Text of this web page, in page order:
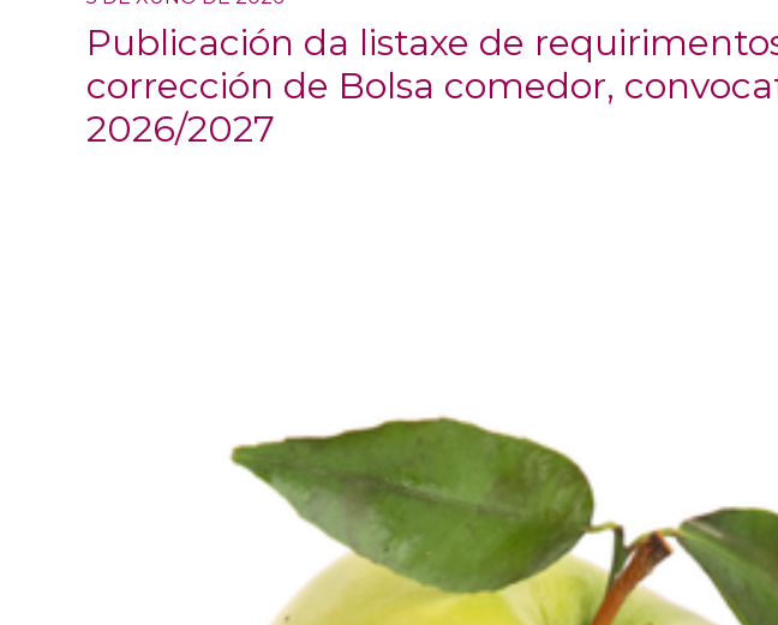
Publicación da listaxe de
corrección de Bolsa comedor,
2026/2027